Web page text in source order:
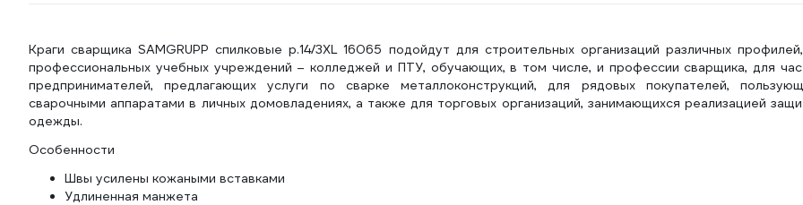
Краги сварщика SAMGRUPP спилковые р.14/3XL 16065 подойдут для строительных организаций различных
профессиональных учебных учреждений – колледжей и ПТУ, обучающих, в том числе, и профессии сварщика, для
предпринимателей, предлагающих услуги по сварке металлоконструкций, для рядовых покупателей,
сварочными аппаратами в личных домовладениях, а также для торговых организаций, занимающихся реализацией
одежды.
Особенности
Швы усилены кожаными вставками
Удлиненная манжета